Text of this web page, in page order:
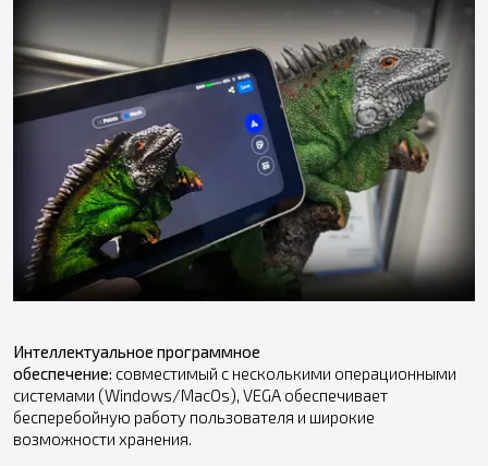
Интеллектуальное программное
обеспечение: совместимый с несколькими операционными
системами (Windows/MacOs), VEGA обеспечивает
бесперебойную работу пользователя и широкие
возможности хранения.